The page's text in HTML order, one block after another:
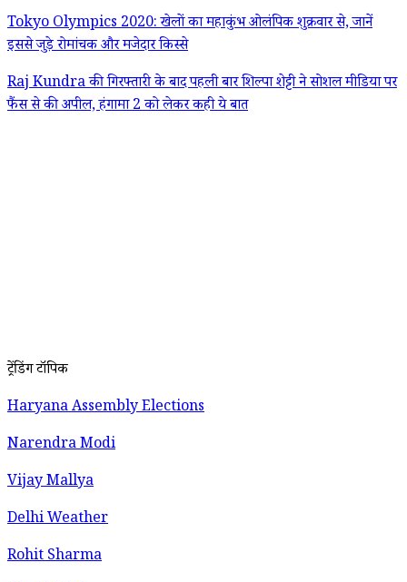
Tokyo Olympics 2020: खेलों का महाकुंभ ओलंपिक शुक्रवार से, जानें
इससे जुड़े रोमांचक और मजेदार किस्से
Raj Kundra की गिरफ्तारी के बाद पहली बार शिल्पा शेट्टी ने सोशल मीडिया पर
फैंस से की अपील, हंगामा 2 को लेकर कही ये बात
ट्रेंडिंग टॉपिक
Haryana Assembly Elections
Narendra Modi
Vijay Mallya
Delhi Weather
Rohit Sharma